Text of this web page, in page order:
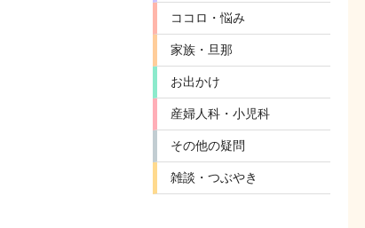
ココロ・悩み
家族・旦那
お出かけ
産婦人科・小児科
その他の疑問
雑談・つぶやき